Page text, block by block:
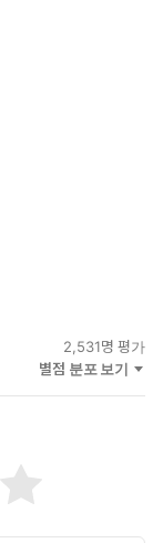
2,531명 평가
별점 분포 보기